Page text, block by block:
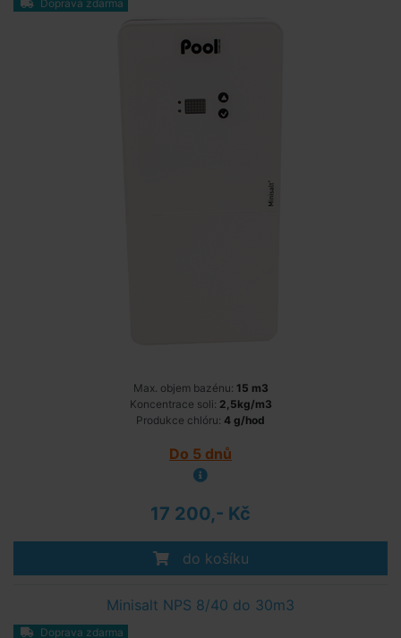
Doprava zdarma
Max. objem bazénu: 15 m3
Koncentrace soli: 2,5kg/m3
Produkce chlóru: 4 g/hod
Do 5 dnů
17 200,- Kč
do košíku
Minisalt NPS 8/40 do 30m3
Doprava zdarma